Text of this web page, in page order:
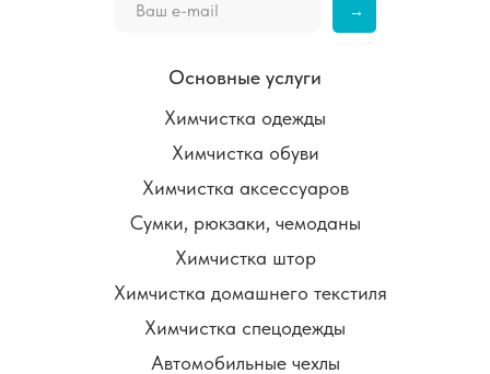
Химчистка одежды
Химчистка обуви
Химчистка аксессуаров
Сумки, рюкзаки, чемоданы
Химчистка штор
Химчистка домашнего текстиля
Химчистка спецодежды
Автомобильные чехлы
Основные услуги
→